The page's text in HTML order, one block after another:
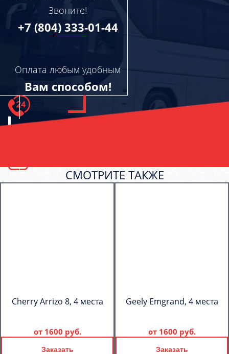
Звоните!
+7 (804) 333-01-44
Оплата любым удобным
Вам способом!
СМОТРИТЕ ТАКЖЕ
Cherry Arrizo 8, 4 места
от 1600 руб.
Заказать
Geely Emgrand, 4 места
от 1600 руб.
Заказать